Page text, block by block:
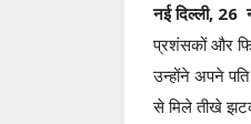
नई दिल्ली, 26
प्रशंसकों और
उन्होंने अपने
से मिले तीखे